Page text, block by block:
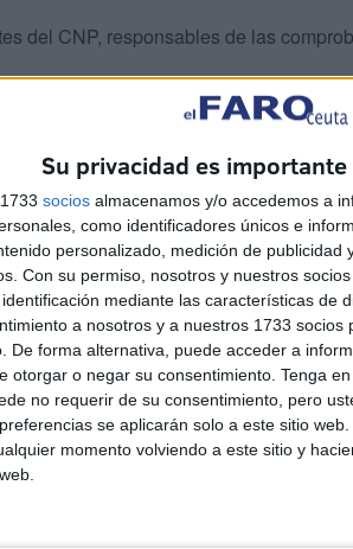
Su privacidad es
socios almacenamos y/o accedemos a
como identificadores únicos e
personalizado, medición de publicidad
Con su permiso, nosotros y nuestros
mediante las características de
a nosotros y a nuestros 1733
De forma alternativa, puede acceder a
otorgar o negar su consentimiento. Tenga
no requerir de su consentimiento, pero
se aplicarán solo a este sitio
momento volviendo a este sitio y
del CNP, responsables de las
casa de la calle Chile, en Vicedo
En uno de los callejones se
controlado por agentes del CNP en el
Casas Nuevas y en otra situada en las